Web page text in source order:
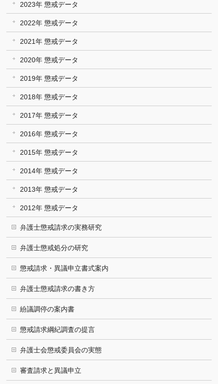
2023年 懲戒データ
2022年 懲戒データ
2021年 懲戒データ
2020年 懲戒データ
2019年 懲戒データ
2018年 懲戒データ
2017年 懲戒データ
2016年 懲戒データ
2015年 懲戒データ
2014年 懲戒データ
2013年 懲戒データ
2012年 懲戒データ
弁護士懲戒請求の実務研究
弁護士懲戒処分の研究
懲戒請求・異議申立書式案内
弁護士懲戒請求の書き方
紛議調停の案内書
懲戒請求綱紀調査の提言
弁護士会懲戒委員会の実態
審査請求と異議申立